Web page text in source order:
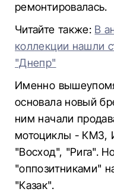
ремонтировалась.
Читайте также: В
коллекции нашли
"Днепр"
Именно
основала новый
ним начали
мотоциклы -
"Восход", "Рига".
"оппозитниками"
"Казак".